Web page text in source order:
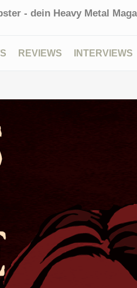
- dein Heavy Metal
REVIEWS INTERVIEWS